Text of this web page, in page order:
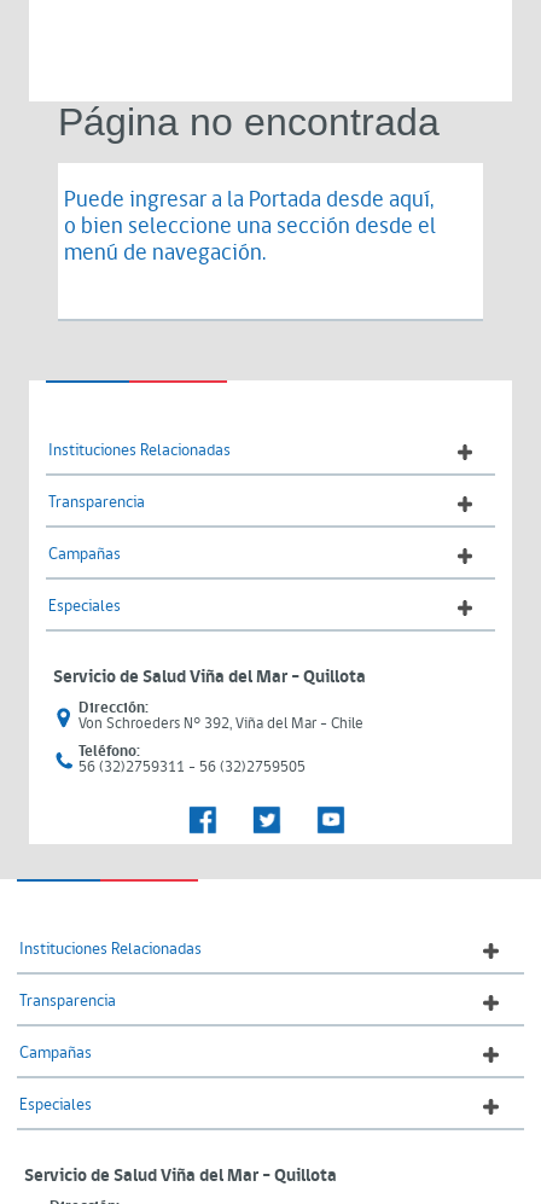
Página no encontrada
Puede ingresar a la Portada desde aquí,
o bien seleccione una sección desde el
menú de navegación.
Instituciones Relacionadas
Transparencia
Campañas
Especiales
Servicio de Salud Viña del Mar – Quillota
Dirección:
Von Schroeders N° 392, Viña del Mar - Chile
Teléfono:
56 (32)2759311 - 56 (32)2759505
Instituciones Relacionadas
Transparencia
Campañas
Especiales
Servicio de Salud Viña del Mar – Quillota